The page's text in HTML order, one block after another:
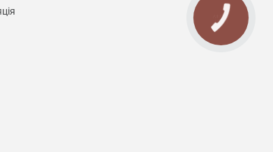
КНОПКА
СВЯЗИ